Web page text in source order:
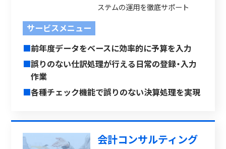
ステムの運用を徹底サポート
サービスメニュー
■前年度データをベースに効率的に予算を入力
■誤りのない仕訳処理が行える日常の登録・入力
作業
■各種チェック機能で誤りのない決算処理を実現
会計コンサルティング